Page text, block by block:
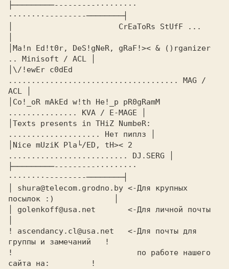
├─────────---------·········
········---------────────┤
│Ma!n Ed!t0r, DeS!gNeR, gRaF!>< & ()rganizer
.. Minisoft / ACL
│\/!ewEr c0dEd
.....................................
MAG /
ACL
│Co!_oR mAkEd w!th He!_p pR0gRamM
............... KVA / E-MAGE
│Texts presents in THiZ NumbeR:
....................
Нет пиплз
│Nice mUziK Pla└/ED, tH>< 2
..........................
DJ.SERG
├─────────---------·········
········---------────────┤
shura@telecom.grodno.by <-Для крупных
посылок :)
golenkoff@usa.net
! ascendancy.cl@usa.net
  <-Для почты для
группы и замечаний
!
!
    по работе нашего
сайта на:
       !